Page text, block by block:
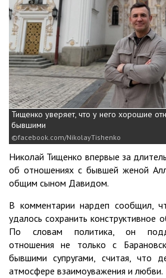
Тищенко уверяет, что у него хорошие
бывшими
facebook.com/NikolayTishenko
Николай Тищенко впервые за
об отношениях с бывшей женой
общим сыном Давидом.
В комментарии нардеп сообщил,
удалось сохранить конструктивное
По словам политика, он
отношения не только с
бывшими супругами, считая, что
атмосфере взаимоуважения и любви.